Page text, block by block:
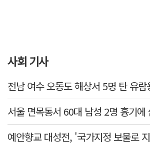
사회 기사
예안향교 대성전, '국가지정 보물로